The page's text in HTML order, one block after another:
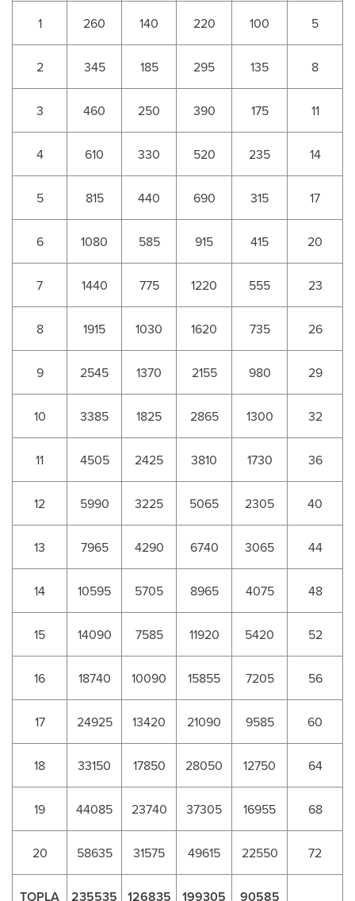
1 260 140 220 100 5
2 345 185 295 135 8
3 460 250 390 175 11
4 610 330 520 235 14
5 815 440 690 315 17
6 1080 585 915 415 20
7 1440 775 1220 555 23
8 1915 1030 1620 735 26
9 2545 1370 2155 980 29
10 3385 1825 2865 1300 32
11 4505 2425 3810 1730 36
12 5990 3225 5065 2305 40
13 7965 4290 6740 3065 44
14 10595 5705 8965 4075 48
15 14090 7585 11920 5420 52
16 18740 10090 15855 7205 56
17 24925 13420 21090 9585 60
18 33150 17850 28050 12750 64
19 44085 23740 37305 16955 68
20 58635 31575 49615 22550 72
TOPLA
235535 126835 199305 90585